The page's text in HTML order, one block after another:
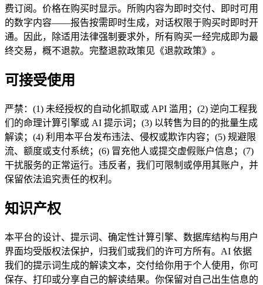
费订阅。价格在购买时显示。所购内容为即时交付、即时可用
的数字内容——报告按需即时生成，对话权限于购买时即时开
通。因此，除适用法律强制要求外，所有购买一经完成即为最
终交易，概不退款。完整退款政策见《退款政策》。
可接受使用
严禁：(1) 未经授权的自动化抓取或 API 滥用；(2) 逆向工程我
们的命理计算引擎或 AI 提示词；(3) 以转售为目的的批量生成
解读；(4) 利用本平台发布违法、侵权或欺诈内容；(5) 规避限
流、额度或支付系统；(6) 冒充他人或提交虚假账户信息；(7)
干扰服务的正常运行。违反者，我们可限制或停用其账户，并
保留依法追究责任的权利。
知识产权
本平台的设计、提示词、确定性计算引擎、数据库结构与用户
界面均受版权法保护，归我们或我们的许可方所有。AI 依据
我们的提示词生成的解读文本，交付给你用于个人使用，你可
保存、打印或分享自己的解读结果。你保留对自己出生信息的